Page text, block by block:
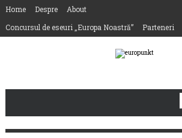
Home Despre
About
Concursul de eseuri „Europa Noastră”
Parteneri